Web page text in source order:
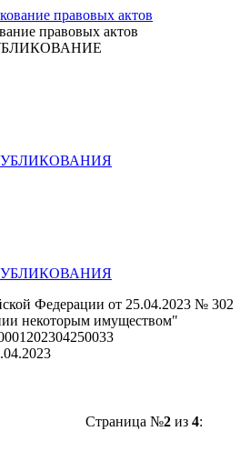
правовых актов
Федерации от 25.04.2023 № 302
некоторым имуществом"
Страница №2из 4: